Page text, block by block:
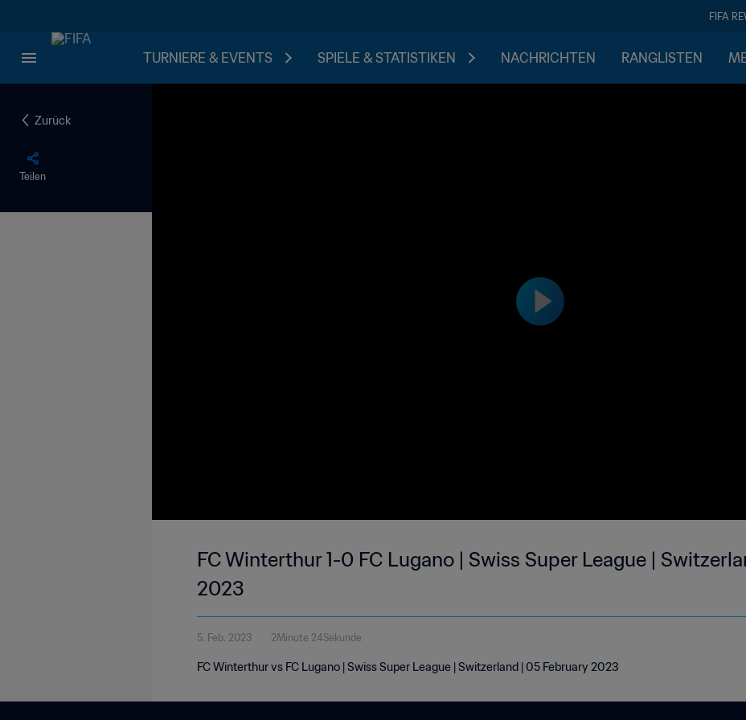
FIFA
TURNIERE & EVENTS SPIELE & STATISTIKEN NACHRICHTEN RANGLISTEN
Zurück
Teilen
FC Winterthur 1-0 FC Lugano | Swiss Super League |
2023
5. Feb. 2023 2Minute 24Sekunde
FC Winterthur vs FC Lugano | Swiss Super League | Switzerland | 05 February 2023